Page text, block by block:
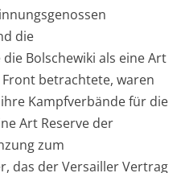
die
Bolschewiki als eine Art
betrachtete, waren
Kampfverbände für die
Art Reserve der
zum
das der Versailler Vertrag